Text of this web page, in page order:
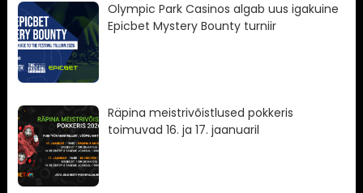
Olympic Park Casinos algab uus igakuine
Epicbet Mystery Bounty turniir
Räpina meistrivõistlused pokkeris
toimuvad 16. ja 17. jaanuaril